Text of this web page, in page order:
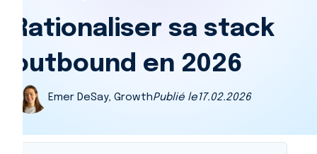
Rationaliser sa stack
outbound en 2026
Emer DeSay, GrowthPublié le17.02.2026